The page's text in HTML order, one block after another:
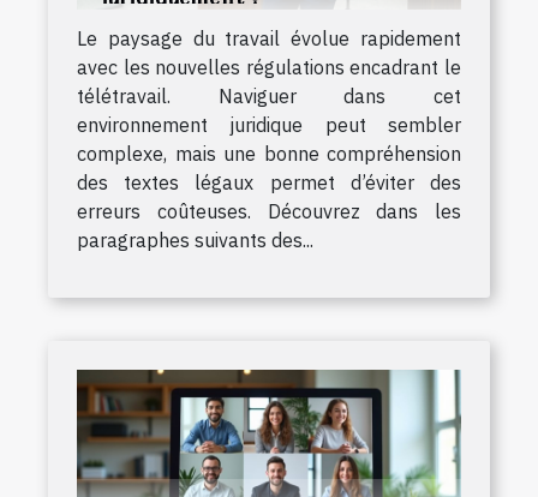
Le paysage du travail évolue rapidement
avec les nouvelles régulations encadrant le
télétravail. Naviguer dans cet
environnement juridique peut sembler
complexe, mais une bonne compréhension
des textes légaux permet d’éviter des
erreurs coûteuses. Découvrez dans les
paragraphes suivants des...